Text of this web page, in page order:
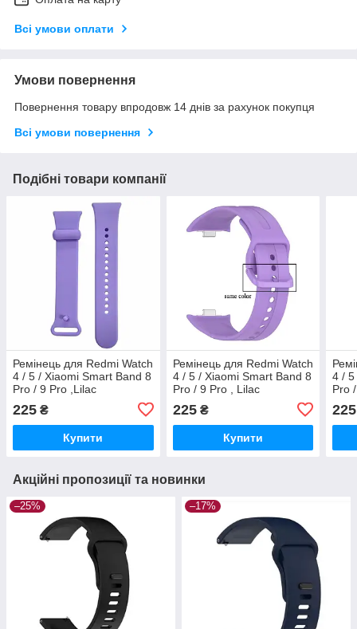
Всі умови оплати
Умови повернення
Повернення товару впродовж 14 днів за рахунок покупця
Всі умови повернення
Подібні товари компанії
Ремінець для Redmi Watch
4 / 5 / Xiaomi Smart Band 8
Pro / 9 Pro ,Lilac
225 ₴
Купити
Ремінець для Redmi Watch
4 / 5 / Xiaomi Smart Band 8
Pro / 9 Pro , Lilac
225₴
Купити
4 / 5
Pro
225
Акційні пропозиції та новинки
–25% –17%